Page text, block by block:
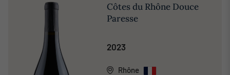
Côtes du Rhône Douce
Paresse
2023
Rhône